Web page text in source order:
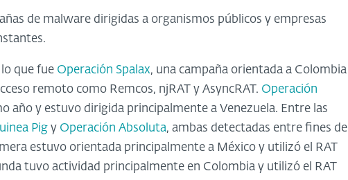
de malware dirigidas a organismos públicos y empresas
que fue Operación Spalax, una campaña orientada a Colombia
remoto como Remcos, njRAT y AsyncRAT. Operación
año y estuvo dirigida principalmente a Venezuela. Entre las
Pig y Operación Absoluta, ambas detectadas entre fines de
estuvo orientada principalmente a México y utilizó el RAT
tuvo actividad principalmente en Colombia y utilizó el RAT